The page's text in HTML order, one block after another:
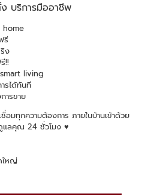
บริการมืออาชีพ
home
รี
ง
!!
living
รได้ทันที
ารขาย
อมทุกความต้องการ ภายในบ้านเข้าด้วย
แลคุณ 24 ชั่วโมง ♥️
ใหญ่